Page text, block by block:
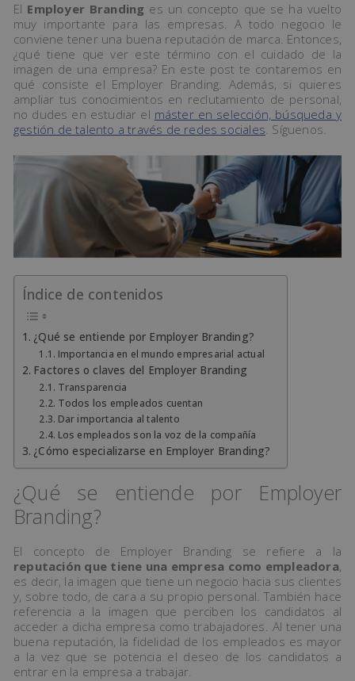
El Employer Branding es un concepto que se ha vuelto
muy importante para las empresas. A todo negocio le
conviene tener una buena reputación de marca. Entonces,
¿qué tiene que ver este término con el cuidado de la
imagen de una empresa? En este post te contaremos en
qué consiste el Employer Branding. Además, si quieres
ampliar tus conocimientos en reclutamiento de personal,
no dudes en estudiar el máster en selección, búsqueda y
gestión de talento a través de redes sociales. Síguenos.
Índice de contenidos
¿Qué se entiende por Employer Branding?
Importancia en el mundo empresarial actual
Factores o claves del Employer Branding
Transparencia
Todos los empleados cuentan
Dar importancia al talento
Los empleados son la voz de la compañía
¿Cómo especializarse en Employer Branding?
¿Qué se entiende por Employer
Branding?
El concepto de Employer Branding se refiere a la
reputación que tiene una empresa como empleadora,
es decir, la imagen que tiene un negocio hacia sus clientes
y, sobre todo, de cara a su propio personal. También hace
referencia a la imagen que perciben los candidatos al
acceder a dicha empresa como trabajadores. Al tener una
buena reputación, la fidelidad de los empleados es mayor
a la vez que se potencia el deseo de los candidatos a
entrar en la empresa a trabajar.